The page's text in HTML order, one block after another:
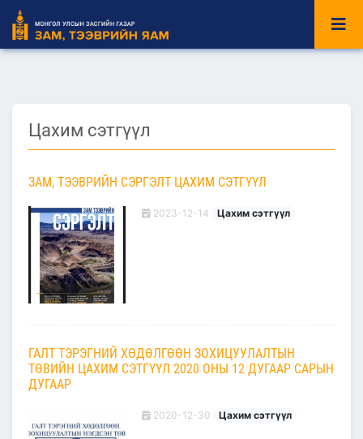
Цахим сэтгүүл
ЗАМ, ТЭЭВРИЙН СЭРГЭЛТ ЦАХИМ СЭТГҮҮЛ
2023-12-14 Цахим сэтгүүл
ГАЛТ ТЭРЭГНИЙ ХӨДӨЛГӨӨН ЗОХИЦУУЛАЛТЫН
ТӨВИЙН ЦАХИМ СЭТГҮҮЛ 2020 ОНЫ 12 ДУГААР САРЫН
ДУГААР
2020-12-30 Цахим сэтгүүл